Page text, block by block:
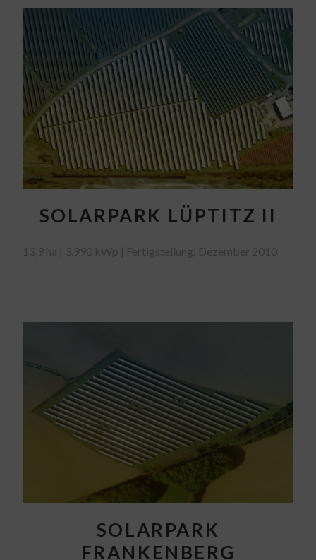
SOLARPARK LÜPTITZ II
13,9 ha | 3.990 kWp | Fertigstellung: Dezember 2010
SOLARPARK
FRANKENBERG